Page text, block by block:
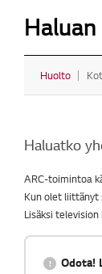
Huolto
Haluatko
ARC-toimintoa
Kun olet liittänyt
Lisäksi
Odota!